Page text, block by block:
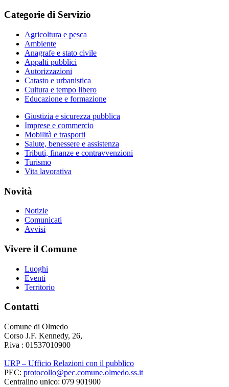
Categorie di Servizio
Agricoltura e pesca
Ambiente
Anagrafe e stato civile
Appalti pubblici
Autorizzazioni
Catasto e urbanistica
Cultura e tempo libero
Educazione e formazione
Giustizia e sicurezza pubblica
Imprese e commercio
Mobilità e trasporti
Salute, benessere e assistenza
Tributi, finanze e contravvenzioni
Turismo
Vita lavorativa
Novità
Notizie
Comunicati
Avvisi
Vivere il Comune
Luoghi
Eventi
Territorio
Contatti
Comune di Olmedo
Corso J.F. Kennedy, 26,
P.iva : 01537010900
URP – Ufficio Relazioni con il pubblico
PEC: protocollo@pec.comune.olmedo.ss.it
Centralino unico: 079 901900